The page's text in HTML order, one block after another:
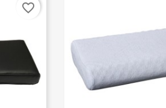
favorite_border